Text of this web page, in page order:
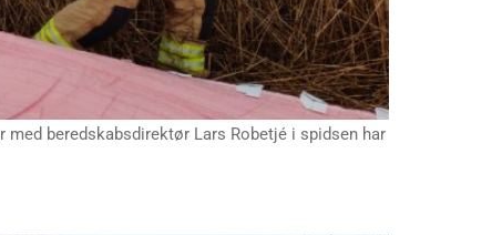
beredskabsdirektør Lars Robetjé i spidsen har